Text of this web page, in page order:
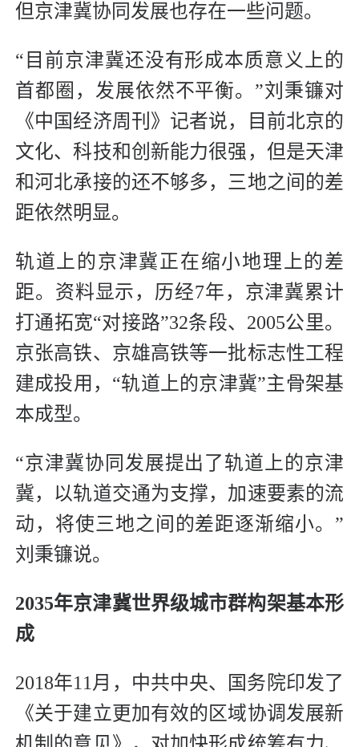
但京津冀协同发展也存在一些问题。
“目前京津冀还没有形成本质意义上的
首都圈，发展依然不平衡。”刘秉镰对
《中国经济周刊》记者说，目前北京的
文化、科技和创新能力很强，但是天津
和河北承接的还不够多，三地之间的差
距依然明显。
轨道上的京津冀正在缩小地理上的差
距。资料显示，历经7年，京津冀累计
打通拓宽“对接路”32条段、2005公里。
京张高铁、京雄高铁等一批标志性工程
建成投用，“轨道上的京津冀”主骨架基
本成型。
“京津冀协同发展提出了轨道上的京津
冀，以轨道交通为支撑，加速要素的流
动，将使三地之间的差距逐渐缩小。”
刘秉镰说。
2035年京津冀世界级城市群构架基本形
成
2018年11月，中共中央、国务院印发了
《关于建立更加有效的区域协调发展新